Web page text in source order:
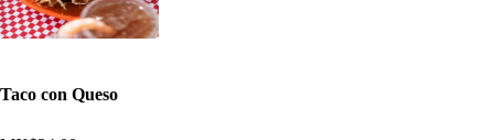
Taco con Queso